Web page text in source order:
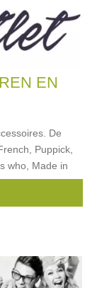
EN
De
Puppick,
who, Made in